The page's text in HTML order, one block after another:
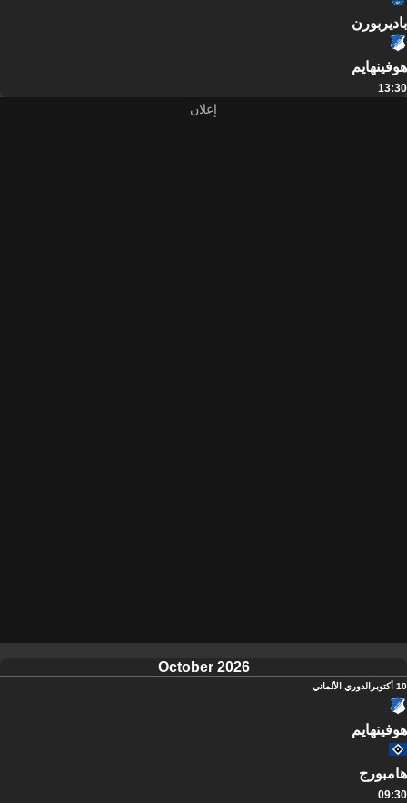
باديربورن
هوفينهايم
13:30
October 2026
10 أكتوبر الدوري الألماني
هوفينهايم
هامبورج
09:30